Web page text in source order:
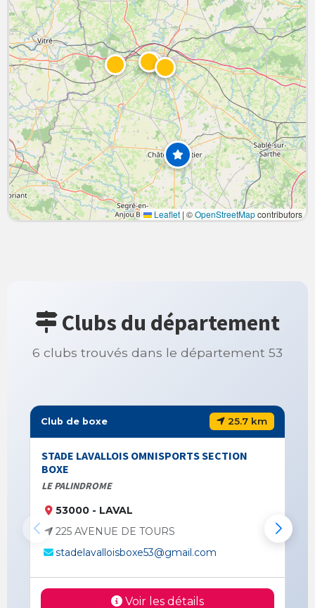
Leaflet | ©OpenStreetMapcontributors
Clubs du département
6 clubs trouvés dans le département 53
Club de boxe 25.7 km
STADE LAVALLOIS OMNISPORTS SECTION
BOXE
LE PALINDROME
53000 - LAVAL
225 AVENUE DE TOURS
stadelavalloisboxe53@gmail.com
Voir les détails